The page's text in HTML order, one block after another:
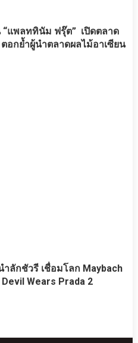
แพลททินัม ฟรุ๊ต” เปิดตลาด
อกย้ำผู้นำตลาดผลไม้อาเซียน
ลักชัวรี เชื่อมโลก Maybach
Wears Prada 2